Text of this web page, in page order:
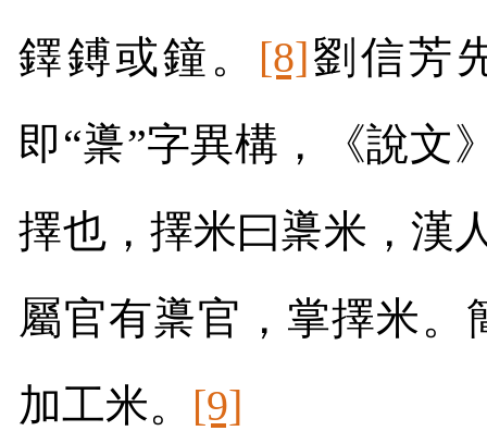
鐸鎛或鐘。 [8]劉信芳
即“䆃”字異構，《說文
擇也，擇米曰䆃米，漢
屬官有䆃官，掌擇米。
加工米。 [9]